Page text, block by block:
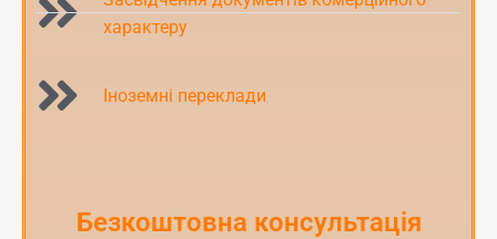
характеру
Іноземні переклади
Безкоштовна консультація